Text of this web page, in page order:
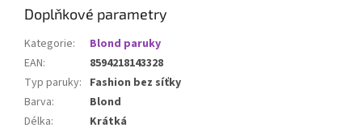
Doplňkové parametry
Kategorie:
Blond paruky
EAN:
8594218143328
Typ paruky: Fashion bez síťky
Barva:
Blond
Délka:
Krátká